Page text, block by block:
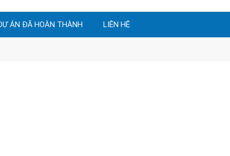
ÁN ĐÃ HOÀN THÀNH LIÊN HỆ